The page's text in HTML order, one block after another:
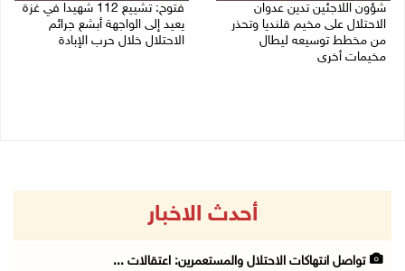
شؤون اللاجئين تدين عدوان
الاحتلال على مخيم قلنديا وتحذر
من مخطط توسيعه ليطال
مخيمات أخرى
فتوح: تشييع 112 شهيدا في غزة
يعيد إلى الواجهة أبشع جرائم
الاحتلال خلال حرب الإبادة
أحدث الاخبار
تواصل انتهاكات الاحتلال والمستعمرين: اعتقالات ...